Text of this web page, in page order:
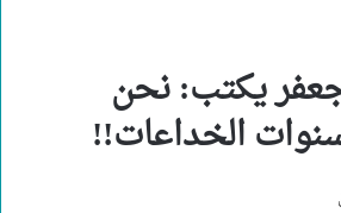
يكتب: نحن
الخداعات!!